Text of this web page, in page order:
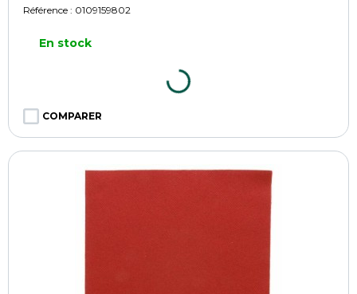
Référence : 0109159802
En stock
COMPARER